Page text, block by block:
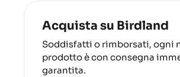
Acquista su Birdland
Soddisfatti o rimborsati, ogni
prodotto è con consegna
garantita.